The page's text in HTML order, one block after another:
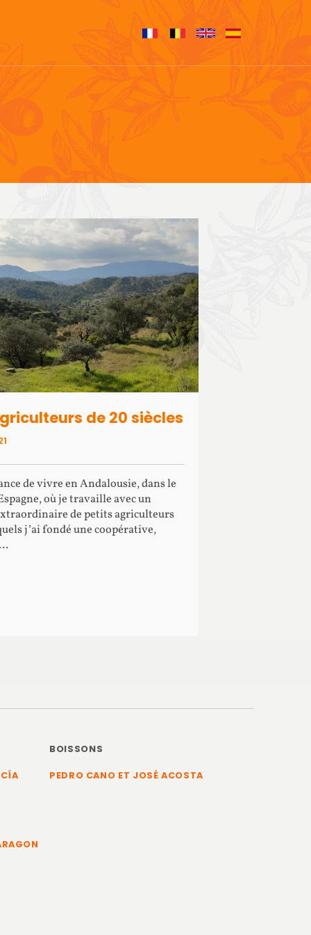
de 20 siècles
de vivre en Andalousie, dans le
où je travaille avec un
de petits agriculteurs
j’ai fondé une coopérative,
BOISSONS
PEDRO CANO ET JOSÉ ACOSTA